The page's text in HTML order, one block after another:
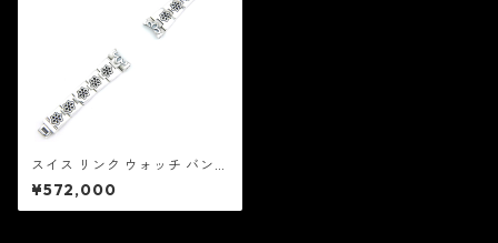
スイス リンク ウォッチ バンド
スキニー：Good Art HLYWD
グッド アート ハリウッド
¥572,000